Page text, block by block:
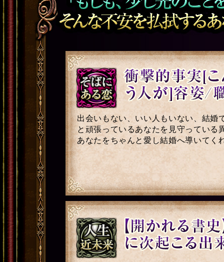
出会いもない、いい人もいない、結
と頑張っているあなたを見守っている
あなたをちゃんと愛し結婚へ導いてく